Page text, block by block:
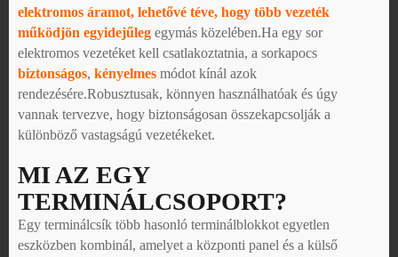
elektromos áramot, lehetővé téve, hogy több vezeték
működjön egyidejűleg egymás közelében.Ha egy sor
elektromos vezetéket kell csatlakoztatnia, a sorkapocs
biztonságos, kényelmes módot kínál azok
rendezésére.Robusztusak, könnyen használhatóak és úgy
vannak tervezve, hogy biztonságosan összekapcsolják a
különböző vastagságú vezetékeket.
MI AZ EGY
TERMINÁLCSOPORT?
Egy terminálcsík több hasonló terminálblokkot egyetlen
eszközben kombinál, amelyet a központi panel és a külső